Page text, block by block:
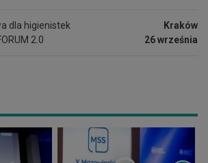
dla higienistek
2.0
Kraków
26 września